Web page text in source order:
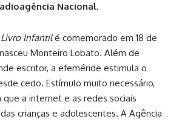
Nacional.
Infantilé comemorado em 18 de
Monteiro Lobato. Além de
escritor, a efeméride estimula o
cedo. Estímulo muito necessário,
a internet e as redes sociais
crianças e adolescentes. A Agência